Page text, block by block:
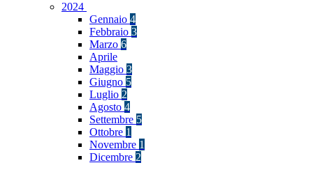
2024
Gennaio 4
Febbraio 3
Marzo 6
Aprile
Maggio 3
Giugno 5
Luglio 2
Agosto 4
Settembre 5
Ottobre 1
Novembre 1
Dicembre 2